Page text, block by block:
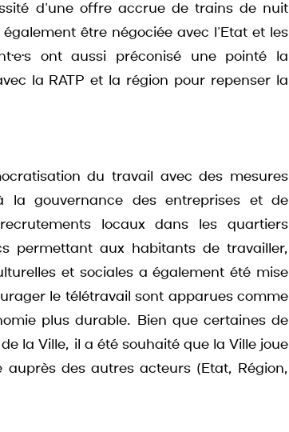
d’une offre accrue de trains de nuit
être négociée avec l’Etat et les
ont aussi préconisé une pointé la
la RATP et la région pour repenser la
du travail avec des mesures
la gouvernance des entreprises et de
locaux dans les quartiers
permettant aux habitants de travailler,
et sociales a également été mise
le télétravail sont apparues comme
plus durable. Bien que certaines de
la Ville, il a été souhaité que la Ville joue
auprès des autres acteurs (Etat, Région,